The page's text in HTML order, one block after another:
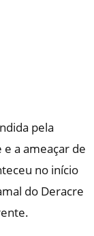
pela
a ameaçar de
no início
do Deracre